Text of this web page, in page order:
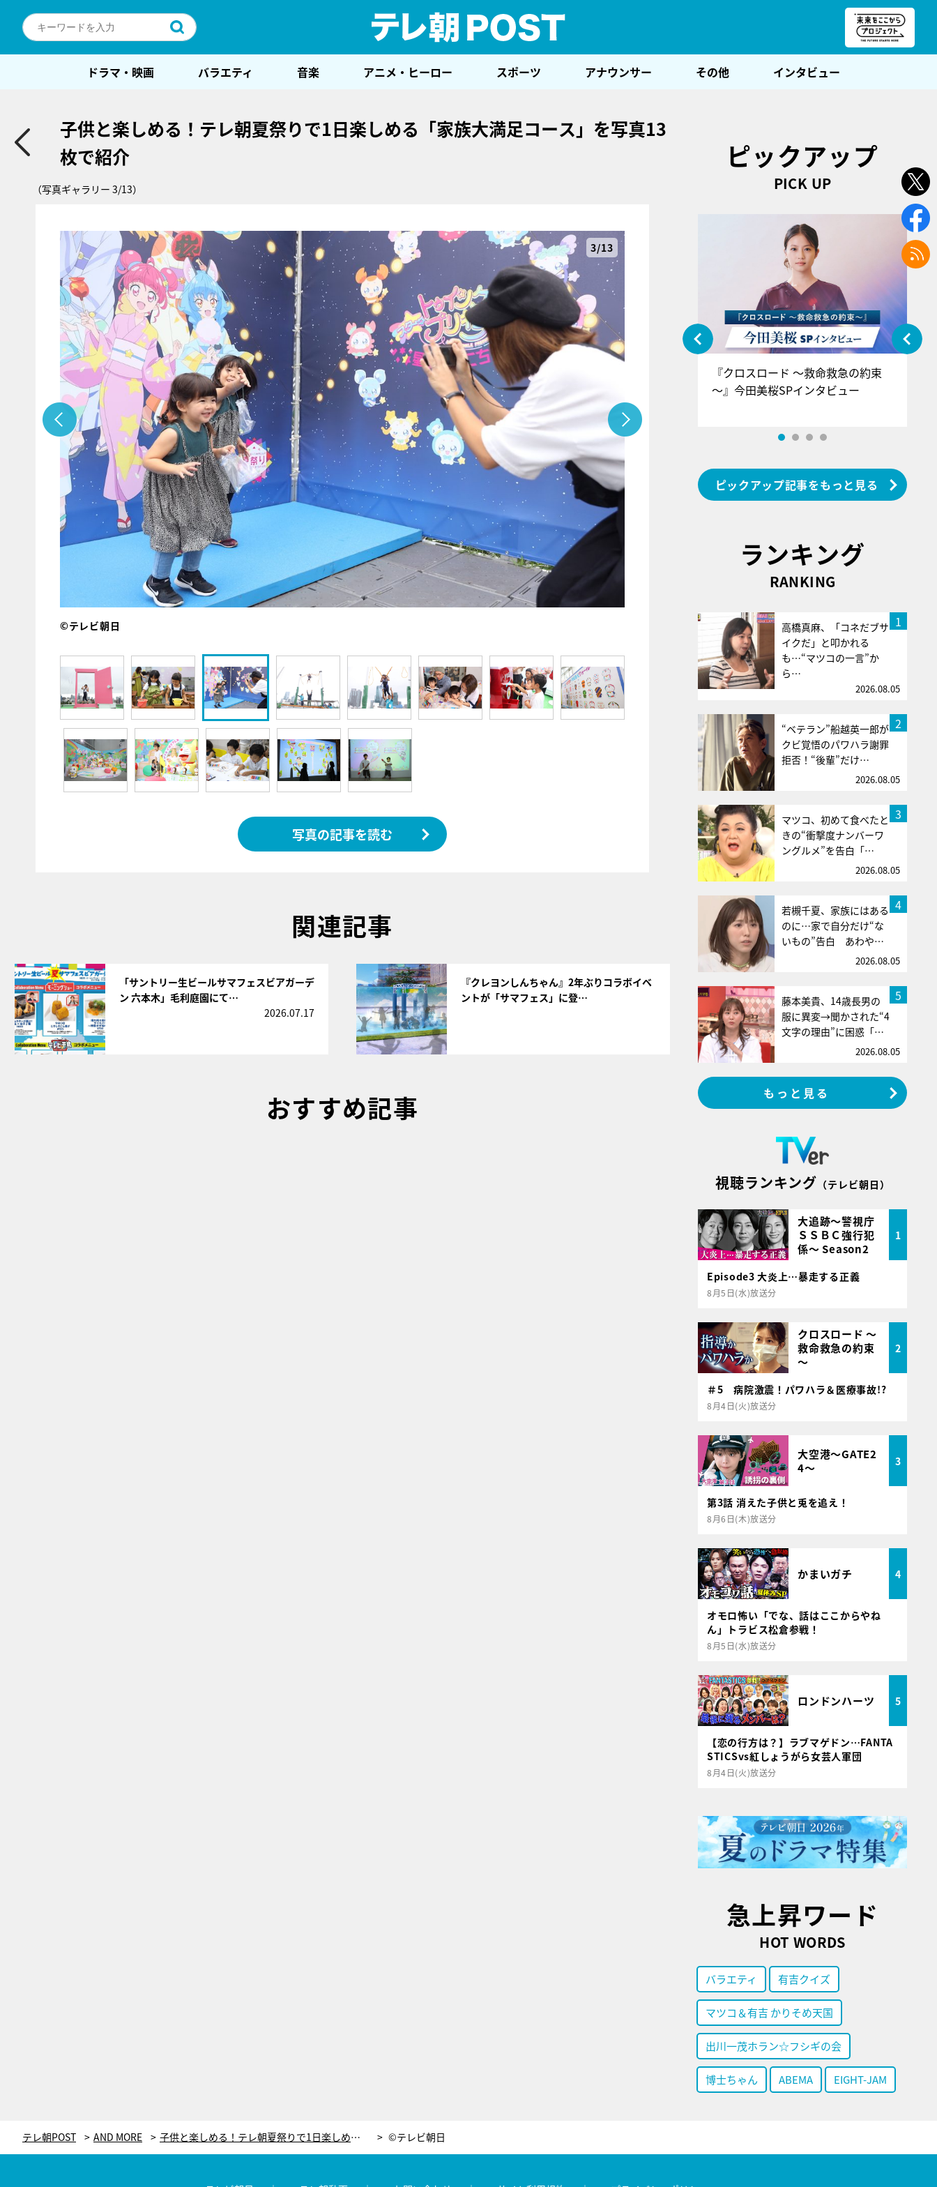
ドラマ・映画 バラエティ 音楽 アニメ・ヒーロー スポーツ アナウンサー その他 インタビュー
子供と楽しめる！テレ朝夏祭りで1日楽しめる「家族大満足コース」を写真13
枚で紹介
（写真ギャラリー 3/13）
3/13
©テレビ朝日
写真の記事を読む
関連記事
「サントリー生ビールサマフェスビアガーデ
ン 六本木」毛利庭園にて…
2026.07.17
『クレヨンしんちゃん』2年ぶりコラボイベ
ントが「サマフェス」に登…
おすすめ記事
ピックアップ
PICK UP
『アイ＝ラブ！げーみんぐ』＝LOV
E齋藤樹愛羅＆佐々木舞香SPインタ
ビュー
『クロスロード ～救命救急の約束
～』今田美桜SPインタビュー
ピックアップ記事をもっと見る
ランキング
RANKING
1
高橋真麻、「コネだブサ
イクだ」と叩かれる
も…“マツコの一言”か
ら…
2026.08.05
2
“ベテラン”船越英一郎が
クビ覚悟のパワハラ謝罪
拒否！“後輩”だけ…
2026.08.05
3
マツコ、初めて食べたと
きの“衝撃度ナンバーワ
ングルメ”を告白「…
2026.08.05
4
若槻千夏、家族にはある
のに…家で自分だけ“な
いもの”告白 あわや…
2026.08.05
5
藤本美貴、14歳長男の
服に異変→聞かされた“4
文字の理由”に困惑「…
2026.08.05
もっと見る
視聴ランキング （テレビ朝日）
大追跡～警視庁
ＳＳＢＣ強行犯
係～ Season2
1
Episode3 大炎上…暴走する正義
8月5日(水)放送分
クロスロード ～
救命救急の約束
～
2
＃5 病院激震！パワハラ＆医療事故!?
8月4日(火)放送分
大空港～GATE2
4～
3
第3話 消えた子供と兎を追え！
8月6日(木)放送分
かまいガチ 4
オモロ怖い「でな、話はここからやね
ん」トラビス松倉参戦！
8月5日(水)放送分
ロンドンハーツ 5
【恋の行方は？】ラブマゲドン…FANTA
STICSvs紅しょうがら女芸人軍団
8月4日(火)放送分
急上昇ワード
HOT WORDS
バラエティ 有吉クイズ
マツコ＆有吉 かりそめ天国
出川一茂ホラン☆フシギの会
博士ちゃん ABEMA EIGHT-JAM
テレ朝POST AND MORE 子供と楽しめる！テレ朝夏祭りで1日楽しめる「家族大満足コース」を写真13枚で紹介 ©テレビ朝日